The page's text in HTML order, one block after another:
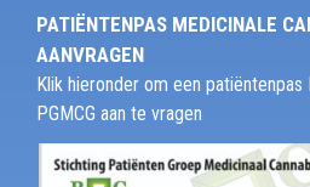
PATIËNTENPAS MEDICINALE
AANVRAGEN
Klik hieronder om een patiëntenpas
PGMCG aan te vragen